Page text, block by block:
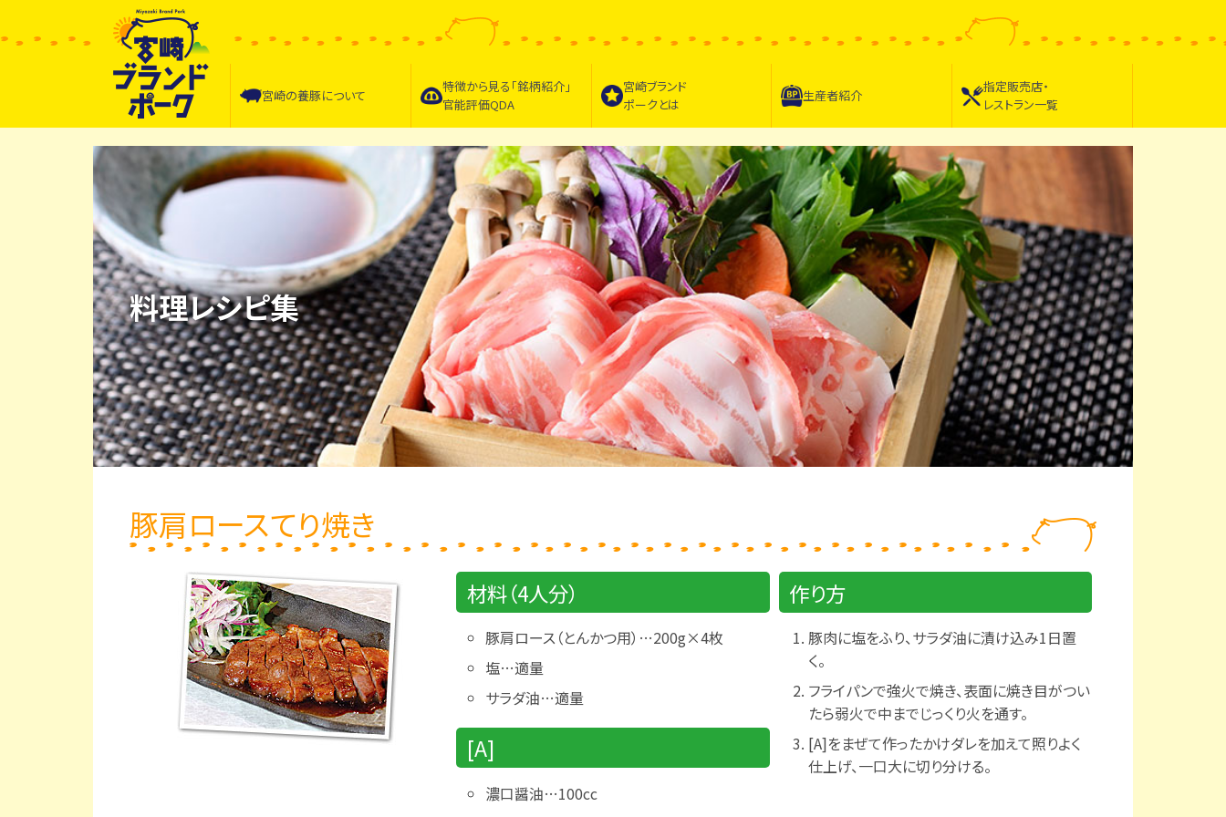
宮崎の養豚について
特徴から見る｢銘柄紹介｣
官能評価QDA
宮崎ブランド
ポークとは
生産者紹介
指定販売店・
レストラン一覧
料理レシピ集
豚肩ロースてり焼き
材料（4人分）
豚肩ロース（とんかつ用）…200g×4枚
塩…適量
サラダ油…適量
[A]
濃口醤油…100cc
作り方
豚肉に塩をふり、サラダ油に漬け込み1日置
く。
フライパンで強火で焼き、表面に焼き目がつい
たら弱火で中までじっくり火を通す。
[A]をまぜて作ったかけダレを加えて照りよく
仕上げ、一口大に切り分ける。